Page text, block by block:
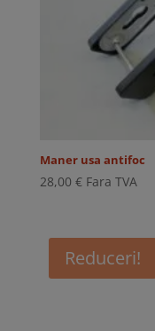
Maner usa antifoc
28,00 € Fara TVA
Reduceri!